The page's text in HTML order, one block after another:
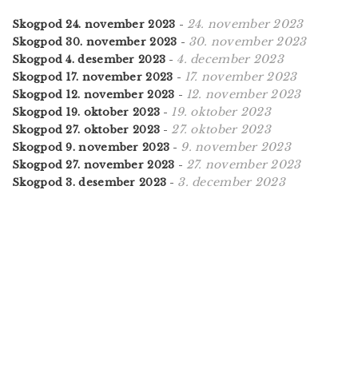
Skogpod 24. november 2023 - 24. november 2023
Skogpod 30. november 2023 - 30. november 2023
Skogpod 4. desember 2023 - 4. december 2023
Skogpod 17. november 2023 - 17. november 2023
Skogpod 12. november 2023 - 12. november 2023
Skogpod 19. oktober 2023 - 19. oktober 2023
Skogpod 27. oktober 2023 - 27. oktober 2023
Skogpod 9. november 2023 - 9. november 2023
Skogpod 27. november 2023 - 27. november 2023
Skogpod 3. desember 2023 - 3. december 2023